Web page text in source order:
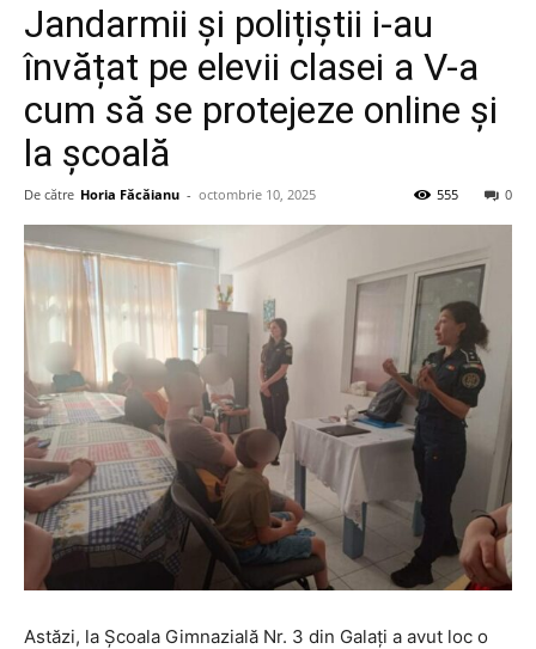
Jandarmii și polițiștii i-au
învățat pe elevii clasei a V-a
cum să se protejeze online și
la școală
De către Horia Făcăianu - octombrie 10, 2025 0
555
Astăzi, la Școala Gimnazială Nr. 3 din Galați a avut loc o